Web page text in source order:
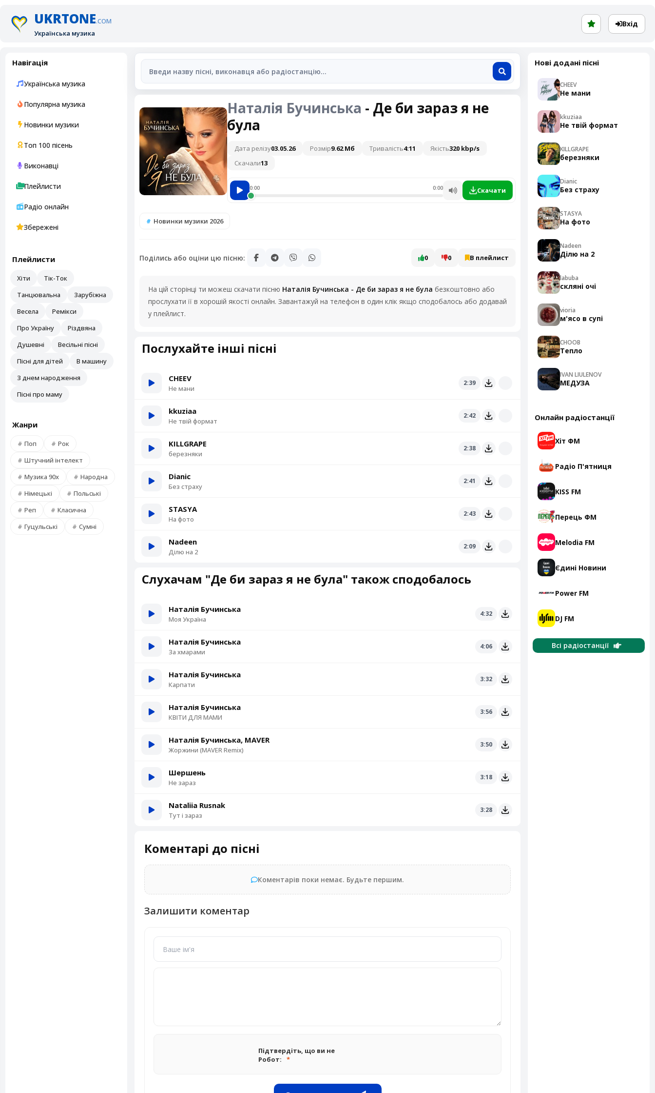
UKRTONE.COM
Українська музика
Вхід
Навігація
Українська музика
Популярна музика
Новинки музики
Топ 100 пісень
Виконавці
Плейлисти
Радіо онлайн
Збережені
Плейлисти
Хіти
Тік-Ток
Танцювальна
Зарубіжна
Весела
Ремікси
Про Україну
Різдвяна
Душевні
Весільні пісні
Пісні для дітей
В машину
З днем народження
Пісні про маму
Жанри
Поп
Рок
Штучний інтелект
Музика 90х
Народна
Німецькі
Польські
Реп
Класична
Гуцульські
Сумні
Наталія Бучинська - Де би зараз я не
була
Дата релізу03.05.26 Розмір9.62 Мб Тривалість4:11 Якість320 kbp/s
Скачали13
0:00 0:00 Скачати
Новинки музики 2026
Поділись або оціни цю пісню: 0 0 В плейлист
На цій сторінці ти можеш скачати пісню Наталія Бучинська - Де би зараз я не була безкоштовно або
прослухати її в хорошій якості онлайн. Завантажуй на телефон в один клік якщо сподобалось або додавай
у плейлист.
Послухайте інші пісні
CHEEV
Не мани
2:39
kkuziaa
Не твій формат
2:42
KILLGRAPE
березняки
2:38
Dianic
Без страху
2:41
STASYA
На фото
2:43
Nadeen
Ділю на 2
2:09
Слухачам "Де би зараз я не була" також сподобалось
Наталія Бучинська
Моя Україна
4:32
Наталія Бучинська
За хмарами
4:06
Наталія Бучинська
Карпати
3:32
Наталія Бучинська
КВІТИ ДЛЯ МАМИ
3:56
Наталія Бучинська, MAVER
Жоржини (MAVER Remix)
3:50
Шершень
Не зараз
3:18
Nataliia Rusnak
Тут і зараз
3:28
Коментарі до пісні
Коментарів поки немає. Будьте першим.
Залишити коментар
Підтвердіть, що ви не
Робот:
Нові додані пісні
CHEEV
Не мани
kkuziaa
Не твій формат
KILLGRAPE
березняки
Dianic
Без страху
STASYA
На фото
Nadeen
Ділю на 2
labuba
скляні очі
vioria
м'ясо в супі
CHOOB
Тепло
IVAN LIULENOV
МЕДУЗА
Онлайн радіостанції
Хіт ФМ
Радіо П'ятниця
KISS FM
Перець ФМ
Melodia FM
Єдині Новини
Power FM
DJ FM
Всі радіостанції